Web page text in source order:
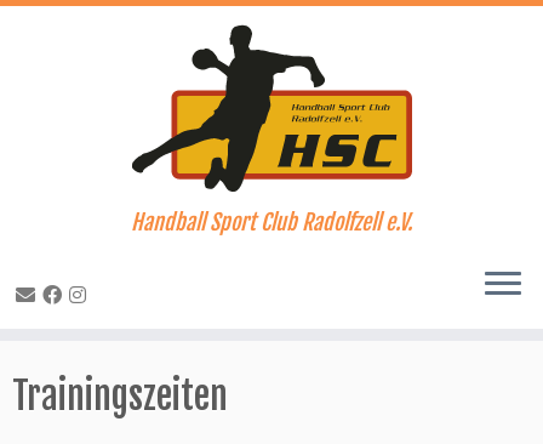
Inhalt
springen
Handball Sport Club Radolfzell e.V.
Trainingszeiten